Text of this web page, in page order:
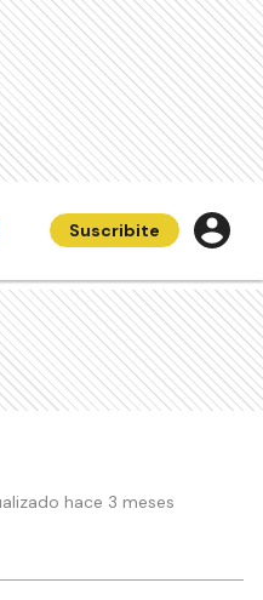
Suscribite
hace 3 meses